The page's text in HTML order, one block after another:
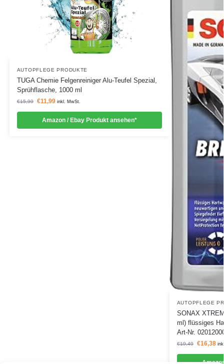
AUTOPFLEGE PRODUKTE
TUGA Chemie Felgenreiniger Alu-Teufel Spezial,
Sprühflasche, 1000 ml
€15,99 €11,99 inkl. MwSt.
Amazon / Ebay Produkt ansehen*
AUTOPFLEGE
SONAX
ml) flüssiges
Art-Nr.
€19,49 €16,38